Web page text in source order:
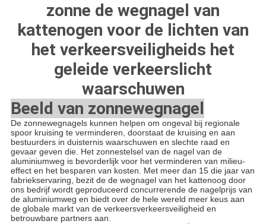
zonne de wegnagel van
kattenogen voor de lichten van
het verkeersveiligheids het
geleide verkeerslicht
waarschuwen
Beeld van zonnewegnagel
De zonnewegnagels kunnen helpen om ongeval bij regionale
spoor kruising te verminderen, doorstaat de kruising en aan
bestuurders in duisternis waarschuwen en slechte raad en
gevaar geven die. Het zonnestelsel van de nagel van de
aluminiumweg is bevorderlijk voor het verminderen van milieu-
effect en het besparen van kosten. Met meer dan 15 die jaar van
fabriekservaring, bezit de de wegnagel van het kattenoog door
ons bedrijf wordt geproduceerd concurrerende de nagelprijs van
de aluminiumweg en biedt over de hele wereld meer keus aan
de globale markt van de verkeersverkeersveiligheid en
betrouwbare partners aan.